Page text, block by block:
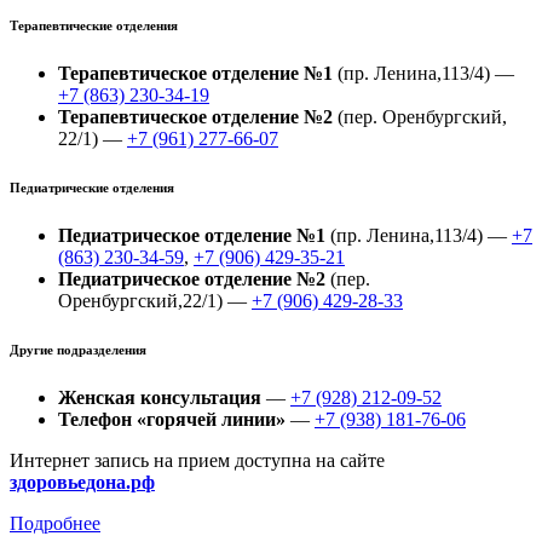
Терапевтические отделения
Терапевтическое отделение №1 (пр. Ленина,113/4) —
+7 (863) 230-34-19
Терапевтическое отделение №2 (пер. Оренбургский,
22/1) — +7 (961) 277-66-07
Педиатрические отделения
Педиатрическое отделение №1 (пр. Ленина,113/4) — +7
(863) 230-34-59, +7 (906) 429-35-21
Педиатрическое отделение №2 (пер.
Оренбургский,22/1) — +7 (906) 429-28-33
Другие подразделения
Женская консультация — +7 (928) 212-09-52
Телефон «горячей линии» — +7 (938) 181-76-06
Интернет запись на прием доступна на сайте
здоровьедона.рф
Подробнее